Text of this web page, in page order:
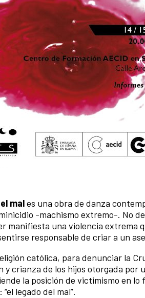
males una obra de danza
-machismo extremo-. No
manifiesta una violencia extrema
responsable de criar a un
católica, para denunciar la
crianza de los hijos otorgada por
la posición de victimismo en lo
legado del mal”.